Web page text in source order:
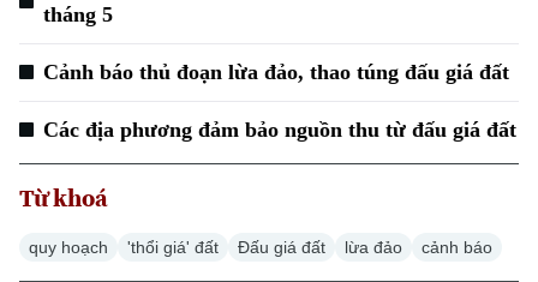
tháng 5
Cảnh báo thủ đoạn lừa đảo, thao túng đấu giá đất
Các địa phương đảm bảo nguồn thu từ đấu giá đất
Từ khoá
quy hoạch 'thổi giá' đất Đấu giá đất lừa đảo cảnh báo